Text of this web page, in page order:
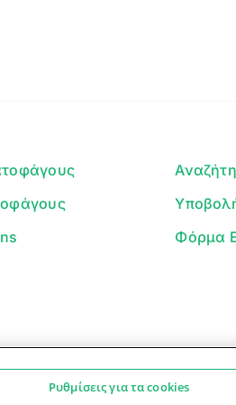
Φόρμα
Ρυθμίσεις για τα cookies